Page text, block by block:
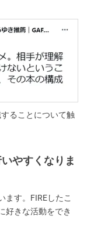
ることについて触
やすくなりま
ます。FIREしたこ
好きな活動をでき